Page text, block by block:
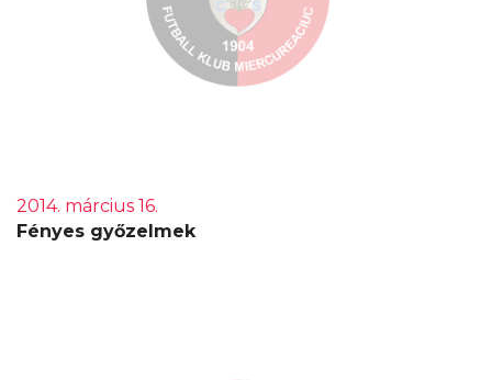
2014. március 16.
Fényes győzelmek